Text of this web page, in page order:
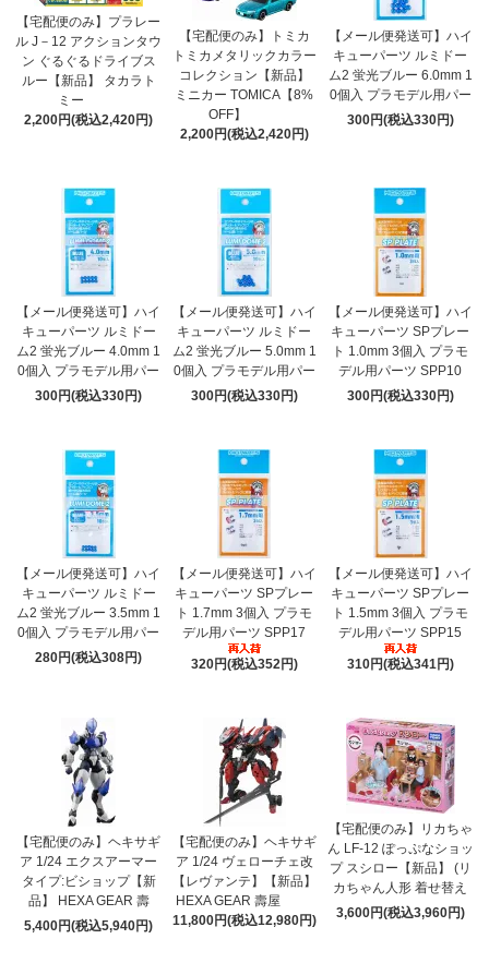
【宅配便のみ】プラレー
ル J－12 アクションタウ
ン ぐるぐるドライブス
ルー【新品】 タカラト
ミー
2,200円(税込2,420円)
【宅配便のみ】トミカ
トミカメタリックカラー
コレクション【新品】
ミニカー TOMICA【8%
OFF】
2,200円(税込2,420円)
【メール便発送可】ハイ
キューパーツ ルミドー
ム2 蛍光ブルー 6.0mm 1
0個入 プラモデル用パー
300円(税込330円)
【メール便発送可】ハイ
キューパーツ ルミドー
ム2 蛍光ブルー 4.0mm 1
0個入 プラモデル用パー
300円(税込330円)
【メール便発送可】ハイ
キューパーツ ルミドー
ム2 蛍光ブルー 5.0mm 1
0個入 プラモデル用パー
300円(税込330円)
【メール便発送可】ハイ
キューパーツ SPプレー
ト 1.0mm 3個入 プラモ
デル用パーツ SPP10
300円(税込330円)
【メール便発送可】ハイ
キューパーツ ルミドー
ム2 蛍光ブルー 3.5mm 1
0個入 プラモデル用パー
280円(税込308円)
【メール便発送可】ハイ
キューパーツ SPプレー
ト 1.7mm 3個入 プラモ
デル用パーツ SPP17
320円(税込352円)
【メール便発送可】ハイ
キューパーツ SPプレー
ト 1.5mm 3個入 プラモ
デル用パーツ SPP15
310円(税込341円)
【宅配便のみ】ヘキサギ
ア 1/24 エクスアーマー
タイプ:ビショップ【新
品】 HEXA GEAR 壽
5,400円(税込5,940円)
【宅配便のみ】ヘキサギ
ア 1/24 ヴェローチェ改
【レヴァンテ】【新品】
HEXA GEAR 壽屋
11,800円(税込12,980円)
【宅配便のみ】リカちゃ
ん LF-12 ぽっぷなショッ
プ スシロー【新品】 (リ
カちゃん人形 着せ替え
3,600円(税込3,960円)